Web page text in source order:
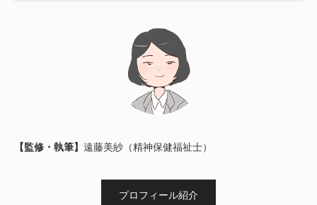
【監修・執筆】 遠藤美紗（精神保健福祉士）
プロフィール紹介